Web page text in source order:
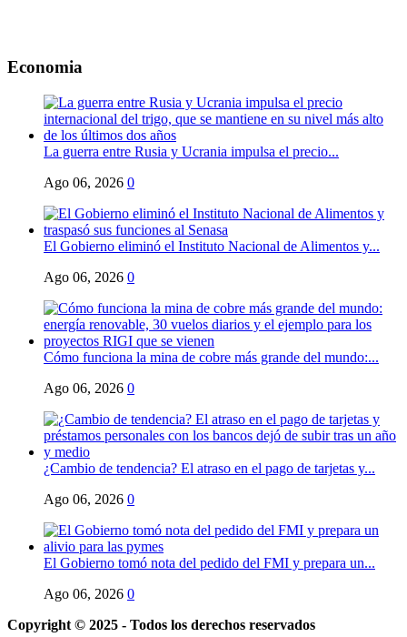
Economia
La guerra entre Rusia y Ucrania impulsa el precio...
Ago 06, 2026 0
El Gobierno eliminó el Instituto Nacional de Alimentos y...
Ago 06, 2026 0
Cómo funciona la mina de cobre más grande del mundo:...
Ago 06, 2026 0
¿Cambio de tendencia? El atraso en el pago de tarjetas y...
Ago 06, 2026 0
El Gobierno tomó nota del pedido del FMI y prepara un...
Ago 06, 2026 0
Copyright © 2025 - Todos los derechos reservados